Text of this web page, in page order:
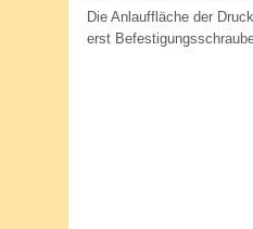
Die Anlauffläche der
erst